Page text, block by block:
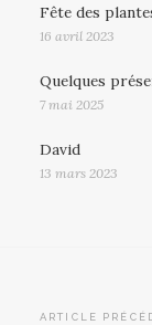
Fête des
16 avril 2023
Quelques
7 mai 2025
David
13 mars 2023
ARTICLE